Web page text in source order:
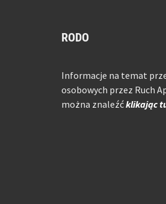
RODO
Informacje na temat
osobowych przez Ruch
można znaleźćklikając